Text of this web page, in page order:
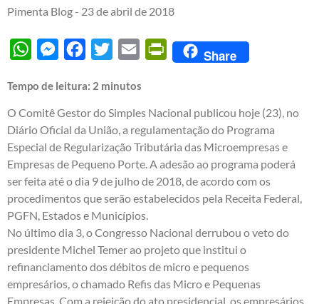
Pimenta Blog - 23 de abril de 2018
WhatsAppMessengerFacebook
Twitter Email PrintFriendly
Share
Tempo de leitura: 2 minutos
O Comitê Gestor do Simples Nacional publicou hoje (23), no
Diário Oficial da União, a regulamentação do Programa
Especial de Regularização Tributária das Microempresas e
Empresas de Pequeno Porte. A adesão ao programa poderá
ser feita até o dia 9 de julho de 2018, de acordo com os
procedimentos que serão estabelecidos pela Receita Federal,
PGFN, Estados e Municípios.
No último dia 3, o Congresso Nacional derrubou o veto do
presidente Michel Temer ao projeto que institui o
refinanciamento dos débitosde micro e pequenos
empresários, o chamado Refis das Micro e Pequenas
Empresas. Com a rejeição do ato presidencial, os empresários